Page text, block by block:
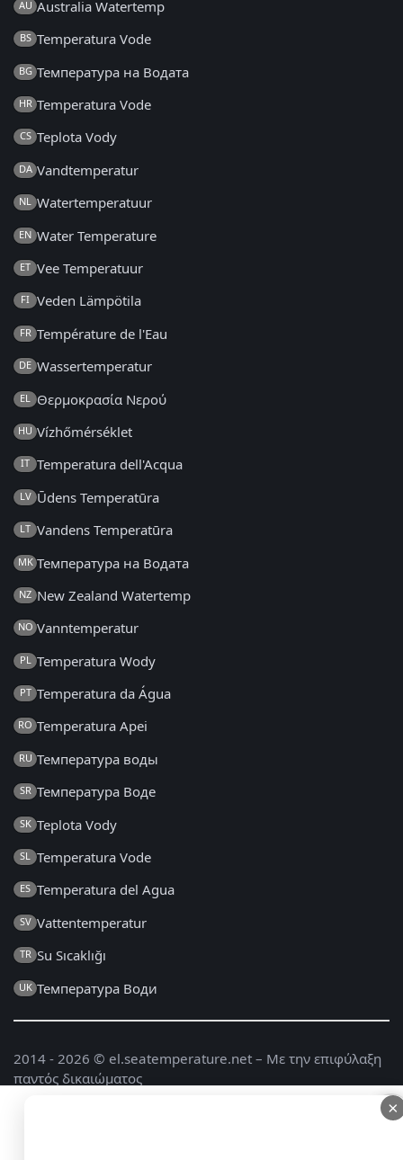
×
AU Australia Watertemp
BS Temperatura Vode
BG Температура на Водата
HR Temperatura Vode
CS Teplota Vody
DA Vandtemperatur
NL Watertemperatuur
EN Water Temperature
ET Vee Temperatuur
FI Veden Lämpötila
FR Température de l'Eau
DE Wassertemperatur
EL Θερμοκρασία Νερού
HU Vízhőmérséklet
IT Temperatura dell'Acqua
LV Ūdens Temperatūra
LT Vandens Temperatūra
MK Температура на Водата
NZ New Zealand Watertemp
NO Vanntemperatur
PL Temperatura Wody
PT Temperatura da Água
RO Temperatura Apei
RU Температура воды
SR Температура Воде
SK Teplota Vody
SL Temperatura Vode
ES Temperatura del Agua
SV Vattentemperatur
TR Su Sıcaklığı
UK Температура Води
2014 - 2026 © el.seatemperature.net – Με την επιφύλαξη
παντός δικαιώματος
×